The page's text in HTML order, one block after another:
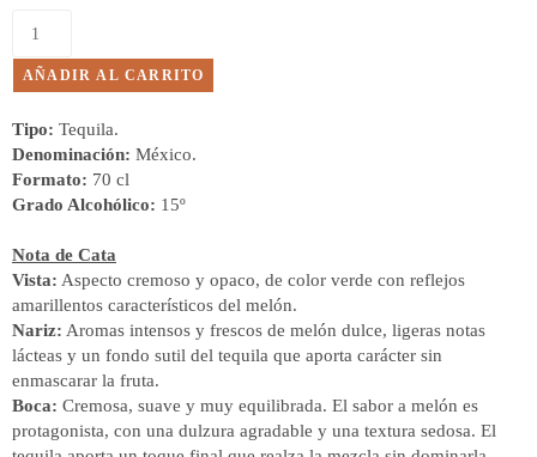
AÑADIR AL CARRITO
Tipo: Tequila.
Denominación: México.
Formato: 70 cl
Grado Alcohólico: 15º
Nota de Cata
Vista: Aspecto cremoso y opaco, de color verde con reflejos
amarillentos característicos del melón.
Nariz: Aromas intensos y frescos de melón dulce, ligeras notas
lácteas y un fondo sutil del tequila que aporta carácter sin
enmascarar la fruta.
Boca: Cremosa, suave y muy equilibrada. El sabor a melón es
protagonista, con una dulzura agradable y una textura sedosa. El